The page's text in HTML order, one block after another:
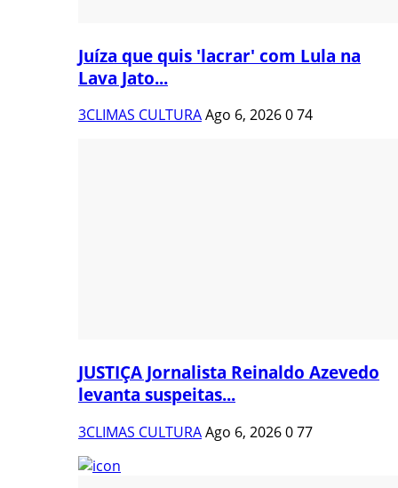
Juíza que quis 'lacrar' com Lula na
Lava Jato...
3CLIMAS CULTURAAgo 6, 2026074
JUSTIÇA Jornalista Reinaldo Azevedo
levanta suspeitas...
3CLIMAS CULTURAAgo 6, 2026077